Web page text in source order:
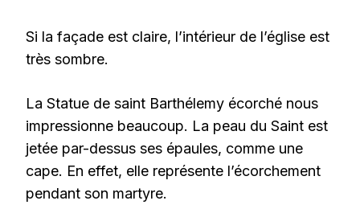
Si la façade est claire, l’intérieur de l’église est
très sombre.
La Statue de saint Barthélemy écorché nous
impressionne beaucoup. La peau du Saint est
jetée par-dessus ses épaules, comme une
cape. En effet, elle représente l’écorchement
pendant son martyre.